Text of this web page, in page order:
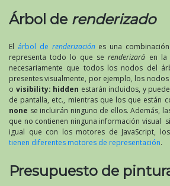
Árbol de renderizado
El árbol de renderizaciónes una
representa todo lo que serenderizará en la
necesariamente que todos los nodos del
presentes visualmente, por ejemplo, los
o visibility: hidden estarán incluidos, y
de pantalla, etc., mientras que los que están
none se incluirán ninguno de ellos. Además,
que no contienen ninguna información visual
igual que con los motores de JavaScript, los
tienen diferentes motores de representación.
Presupuesto de